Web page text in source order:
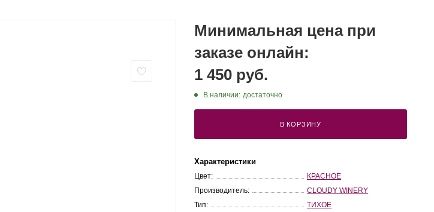
Минимальная цена при
заказе онлайн:
1 450 руб.
В наличии: достаточно
В КОРЗИНУ
Характеристики
Цвет:
КРАСНОЕ
Производитель:
CLOUDY WINERY
Тип:
ТИХОЕ